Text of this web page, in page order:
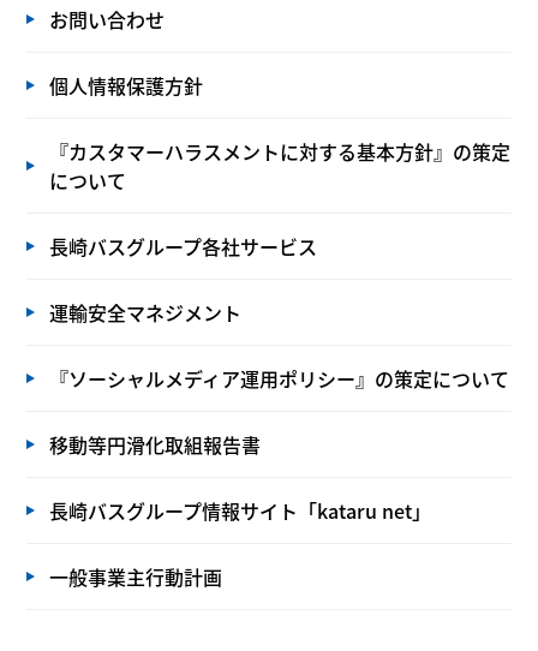
お問い合わせ
個人情報保護方針
『カスタマーハラスメントに対する基本方針』の策定
について
長崎バスグループ各社サービス
運輸安全マネジメント
『ソーシャルメディア運用ポリシー』の策定について
移動等円滑化取組報告書
長崎バスグループ情報サイト「kataru net」
一般事業主行動計画